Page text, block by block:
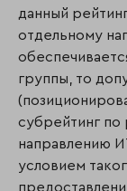
данный
отдельному
группы, то
субрейтинг
направлению
условием